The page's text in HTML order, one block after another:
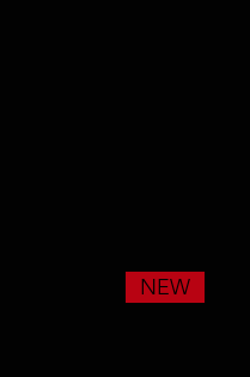
NEW